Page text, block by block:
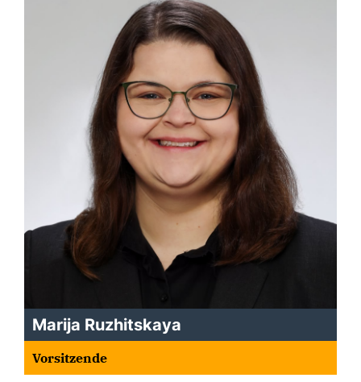
Marija Ruzhitskaya
Vorsitzende